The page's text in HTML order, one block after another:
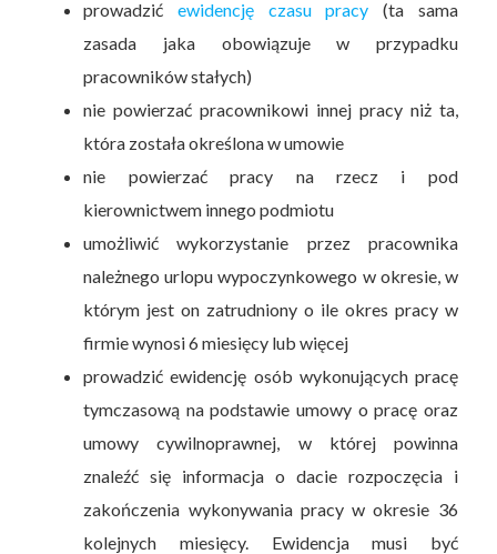
prowadzićewidencję czasu pracy (ta sama
zasada jaka obowiązuje w przypadku
pracowników stałych)
nie powierzać pracownikowi innej pracy niż ta,
która została określona w umowie
nie powierzać pracy na rzecz i pod
kierownictwem innego podmiotu
umożliwić wykorzystanie przez pracownika
należnego urlopu wypoczynkowego w okresie, w
którym jest on zatrudniony o ile okres pracy w
firmie wynosi 6 miesięcy lub więcej
prowadzić ewidencję osób wykonujących pracę
tymczasową na podstawie umowy o pracę oraz
umowy cywilnoprawnej, w której powinna
znaleźć się informacja o dacie rozpoczęcia i
zakończenia wykonywania pracy w okresie 36
kolejnych miesięcy. Ewidencja musi być